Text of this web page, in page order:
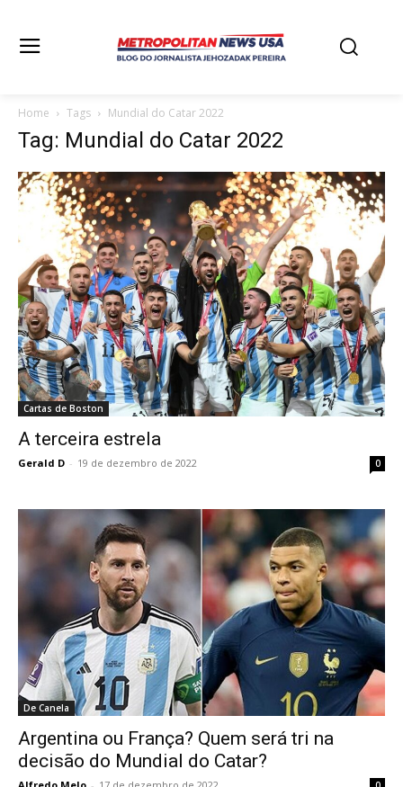
Home Tags Mundial do Catar 2022
Tag: Mundial do Catar 2022
Cartas de Boston
A terceira estrela
Gerald D - 19 de dezembro de 2022 0
De Canela
Argentina ou França? Quem será tri na
decisão do Mundial do Catar?
Alfredo Melo - 17 de dezembro de 2022